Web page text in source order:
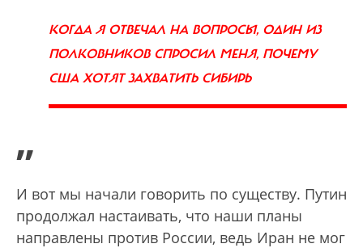
КОГДА Я ОТВЕЧАЛ НА ВОПРОСЫ, ОДИН ИЗ
ПОЛКОВНИКОВ СПРОСИЛ МЕНЯ, ПОЧЕМУ
США ХОТЯТ ЗАХВАТИТЬ СИБИРЬ
”
И вот мы начали говорить по существу. Путин
продолжал настаивать, что наши планы
направлены против России, ведь Иран не мог